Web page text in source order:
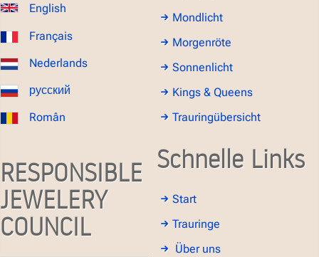
English
Français
Nederlands
русский
Român
RESPONSIBLE
JEWELERY
COUNCIL
Mondlicht
Morgenröte
Sonnenlicht
Kings & Queens
Trauringübersicht
Schnelle Links
Start
Trauringe
Über uns